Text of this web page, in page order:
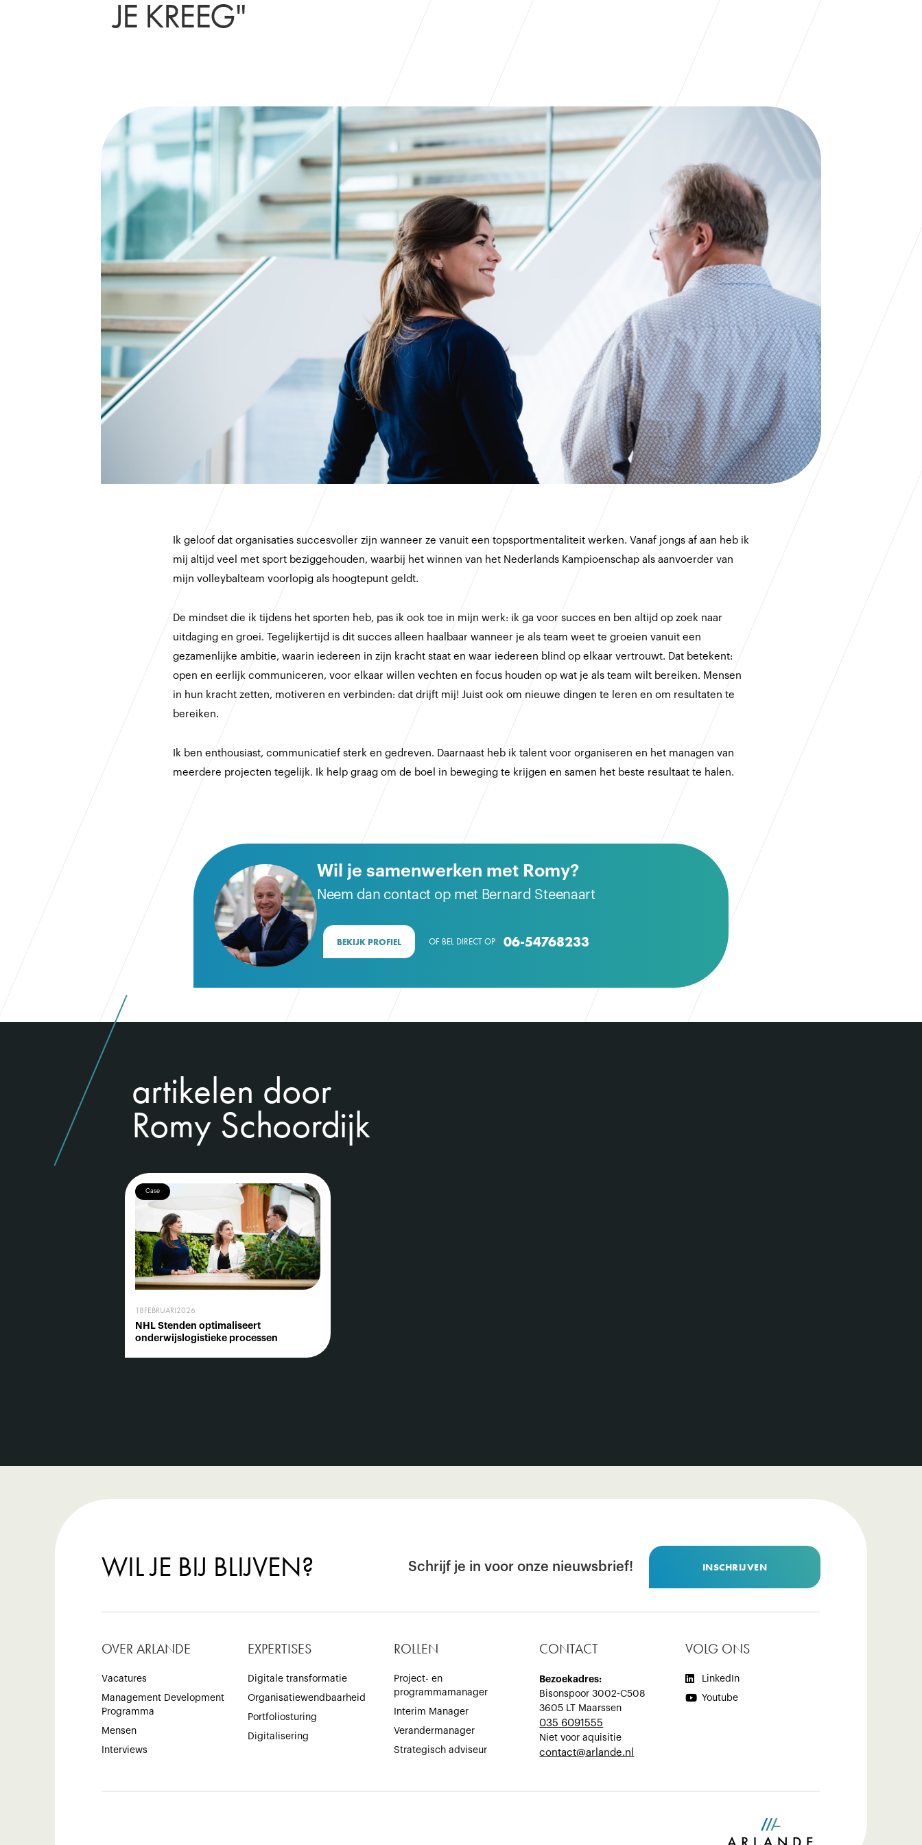
JE KREEG"
Ik geloof dat organisaties succesvoller zijn wanneer ze vanuit een topsportmentaliteit werken. Vanaf jongs af aan heb ik
mij altijd veel met sport beziggehouden, waarbij het winnen van het Nederlands Kampioenschap als aanvoerder van
mijn volleybalteam voorlopig als hoogtepunt geldt.
De mindset die ik tijdens het sporten heb, pas ik ook toe in mijn werk: ik ga voor succes en ben altijd op zoek naar
uitdaging en groei. Tegelijkertijd is dit succes alleen haalbaar wanneer je als team weet te groeien vanuit een
gezamenlijke ambitie, waarin iedereen in zijn kracht staat en waar iedereen blind op elkaar vertrouwt. Dat betekent:
open en eerlijk communiceren, voor elkaar willen vechten en focus houden op wat je als team wilt bereiken. Mensen
in hun kracht zetten, motiveren en verbinden: dat drijft mij! Juist ook om nieuwe dingen te leren en om resultaten te
bereiken.
Ik ben enthousiast, communicatief sterk en gedreven. Daarnaast heb ik talent voor organiseren en het managen van
meerdere projecten tegelijk. Ik help graag om de boel in beweging te krijgen en samen het beste resultaat te halen.
Wil je samenwerken met Romy?
Neem dan contact op met Bernard Steenaart
BEKIJK PROFIEL OF BEL DIRECT OP06-54768233
artikelen door
Romy Schoordijk
Case
18FEBRUARI2026
NHL Stenden optimaliseert
onderwijslogistieke processen
WIL JE BIJ BLIJVEN? Schrijf je in voor onze nieuwsbrief! INSCHRIJVEN
OVER ARLANDE
Vacatures
Management Development
Programma
Mensen
Interviews
EXPERTISES
Digitale transformatie
Organisatiewendbaarheid
Portfoliosturing
Digitalisering
ROLLEN
Project- en
programmamanager
Interim Manager
Verandermanager
Strategisch adviseur
CONTACT
Bezoekadres:
Bisonspoor 3002-C508
3605 LT Maarssen
035 6091555
Niet voor aquisitie
‍contact@arlande.nl
VOLG ONS
 LinkedIn
 Youtube